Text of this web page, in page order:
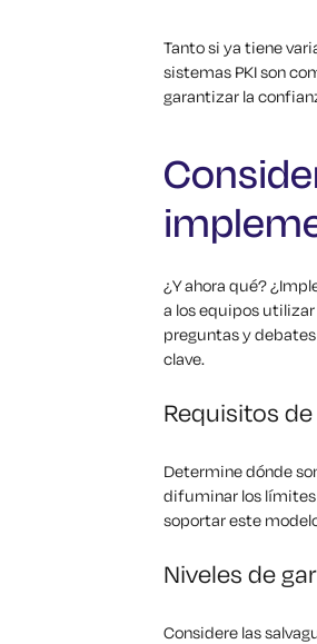
Tanto si ya tiene
sistemas PKI son
garantizar la
¿Y ahora qué?
a los equipos
preguntas y
clave.
Requisitos
Determine dónde
difuminar los límites
soportar este
Niveles de
Considere las